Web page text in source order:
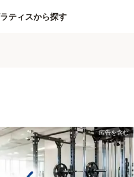
ティスから探す